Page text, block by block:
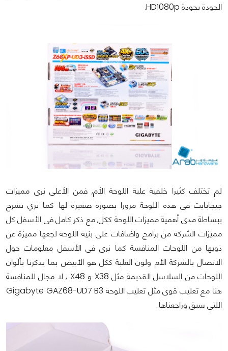
الجودة بجودة HD1080p.
لم تختلف كثيرا خلفية علبة اللوحة الأم, فمن الأعلى نرى مميزات
جيجابايت فى هذه اللوحة مرورا بصورة صغيرة لها كما نري تشرح
ببساطة مدى أهمية مميزات اللوحة ككل, مع ذكر كامل فى الأسفل كل
مميزات الشركة من برامج واضافات على بنية اللوحة لجعها مميزة عن
ذويها من اللوحات المنافسة كما نرى فى الأسفل معلومات حول
الاتصال بالشركة الأم ولون العلبة ككل هو الأبيض بما يذكرنا بألوان
اللوحات من السلاسل القديمة مثل X38 و X48 , لا مجال للمنافسة
هنا مع تعليب قوى مثل تعليب اللوحة Gigabyte GAZ68-UD7 B3
اللتي سبق وراجعناها.